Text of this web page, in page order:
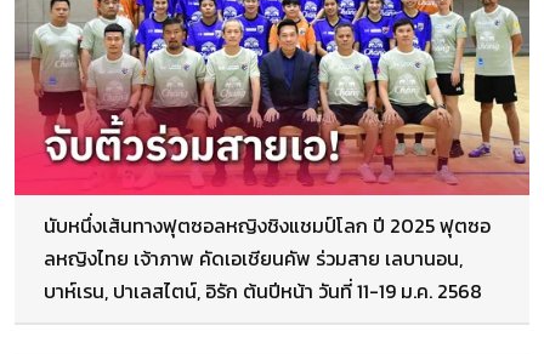
นับหนึ่งเส้นทางฟุตซอลหญิงชิงแชมป์โลก ปี 2025 ฟุตซอ
ลหญิงไทย เจ้าภาพ คัดเอเชียนคัพ ร่วมสาย เลบานอน,
บาห์เรน, ปาเลสไตน์, อิรัก ต้นปีหน้า วันที่ 11-19 ม.ค. 2568